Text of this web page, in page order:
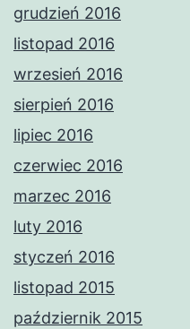
grudzień 2016
listopad 2016
wrzesień 2016
sierpień 2016
lipiec 2016
czerwiec 2016
marzec 2016
luty 2016
styczeń 2016
listopad 2015
październik 2015